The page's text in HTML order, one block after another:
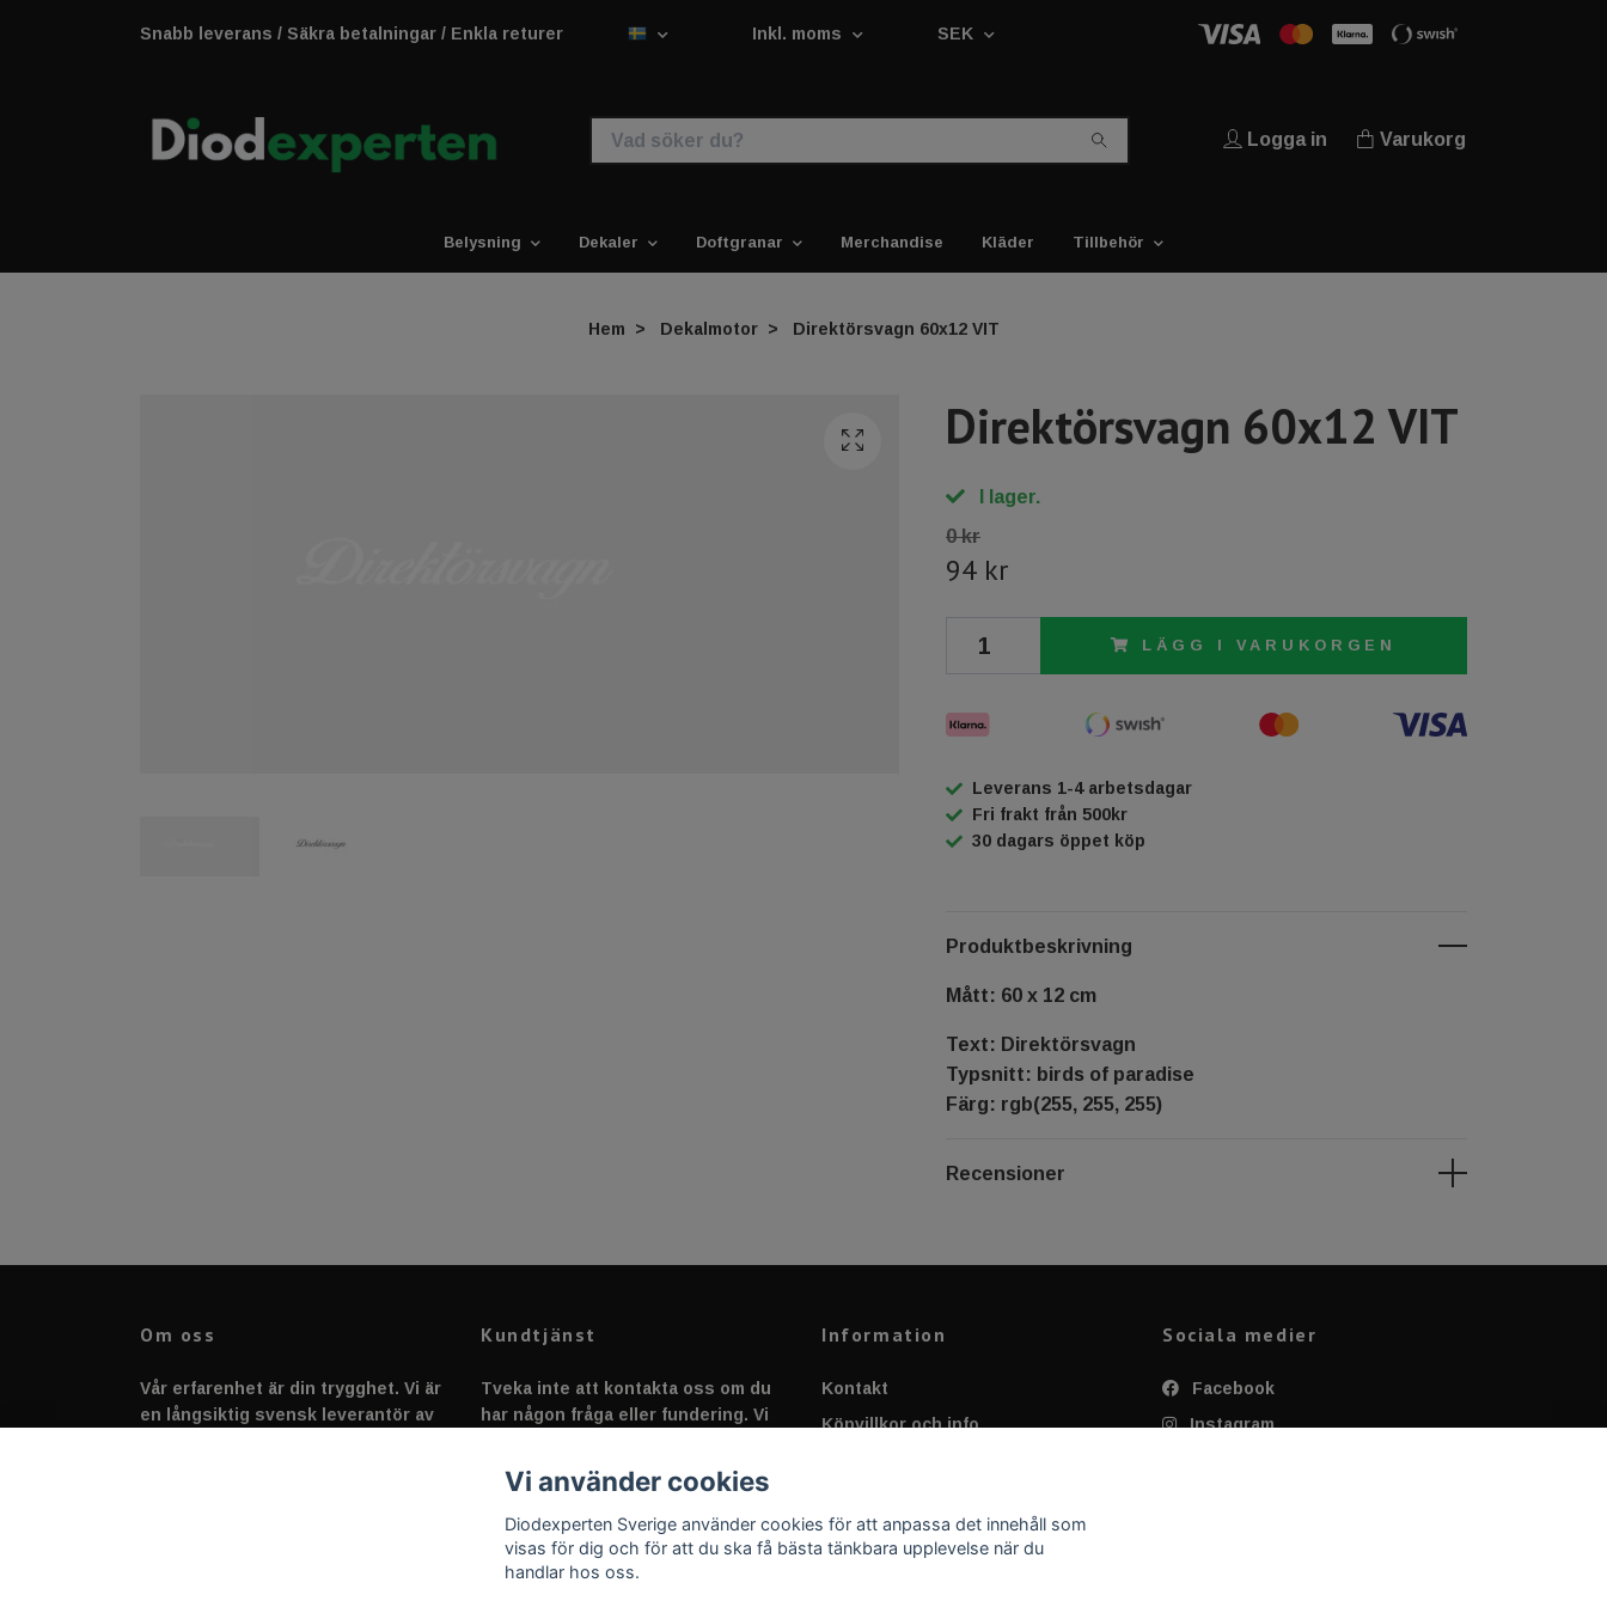
Snabb leverans / Säkra betalningar / Enkla returer Inkl. moms SEK
Logga in Varukorg
Belysning Dekaler Doftgranar Merchandise Kläder Tillbehör
Hem Dekalmotor Direktörsvagn 60x12 VIT
Direktörsvagn 60x12 VIT
I lager.
0 kr
94 kr
LÄGG I VARUKORGEN
Leverans 1-4 arbetsdagar
Fri frakt från 500kr
30 dagars öppet köp
Produktbeskrivning
Mått: 60 x 12 cm
Text: Direktörsvagn
Typsnitt: birds of paradise
Färg: rgb(255, 255, 255)
Recensioner
Om oss
Vår erfarenhet är din trygghet. Vi är
en långsiktig svensk leverantör av
Kundtjänst
Tveka inte att kontakta oss om du
har någon fråga eller fundering. Vi
Information
Kontakt
Köpvillkor och info
Applicering av Dekal
Sociala medier
Facebook
Instagram
Vi använder cookies
Diodexperten Sverige använder cookies för att anpassa det innehåll som
visas för dig och för att du ska få bästa tänkbara upplevelse när du
handlar hos oss.